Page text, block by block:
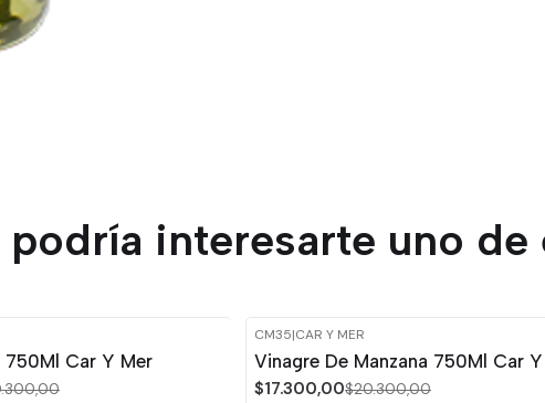
podría interesarte uno de
750Ml Car Y Mer
-15%
CM35|CAR Y MER
Vinagre De Manzana 750Ml Car
$17.300,00$20.300,00